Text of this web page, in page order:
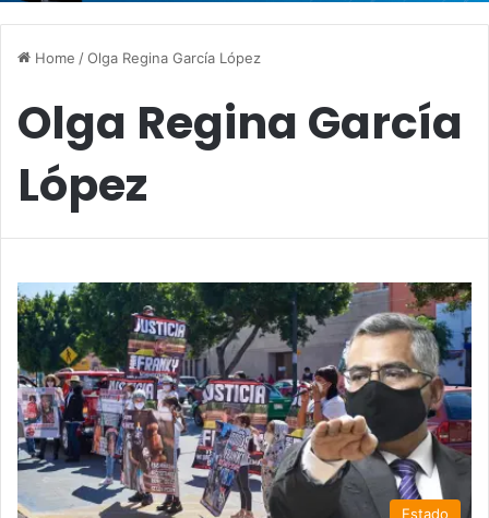
Home /Olga Regina García López
Olga Regina García
López
Estado